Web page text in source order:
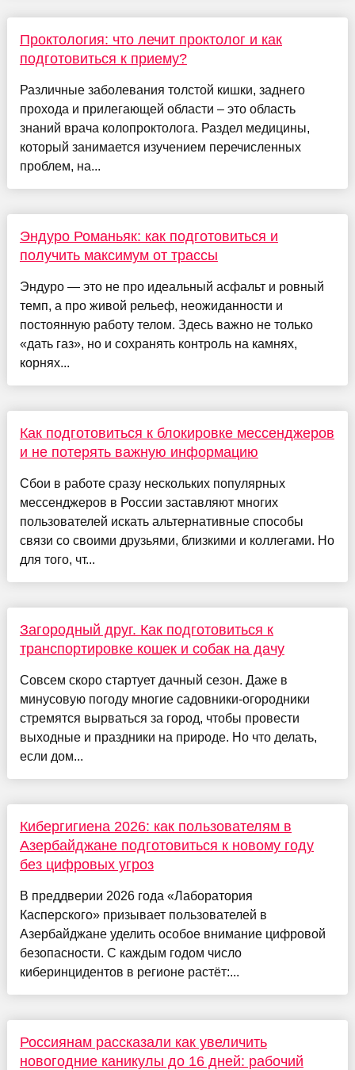
Проктология: что лечит проктолог и как
подготовиться к приему?
Различные заболевания толстой кишки, заднего
прохода и прилегающей области – это область
знаний врача колопроктолога. Раздел медицины,
который занимается изучением перечисленных
проблем, на...
Эндуро Романьяк: как подготовиться и
получить максимум от трассы
Эндуро — это не про идеальный асфальт и ровный
темп, а про живой рельеф, неожиданности и
постоянную работу телом. Здесь важно не только
«дать газ», но и сохранять контроль на камнях,
корнях...
Как подготовиться к блокировке мессенджеров
и не потерять важную информацию
Сбои в работе сразу нескольких популярных
мессенджеров в России заставляют многих
пользователей искать альтернативные способы
связи со своими друзьями, близкими и коллегами. Но
для того, чт...
Загородный друг. Как подготовиться к
транспортировке кошек и собак на дачу
Совсем скоро стартует дачный сезон. Даже в
минусовую погоду многие садовники-огородники
стремятся вырваться за город, чтобы провести
выходные и праздники на природе. Но что делать,
если дом...
Кибергигиена 2026: как пользователям в
Азербайджане подготовиться к новому году
без цифровых угроз
В преддверии 2026 года «Лаборатория
Касперского» призывает пользователей в
Азербайджане уделить особое внимание цифровой
безопасности. С каждым годом число
киберинцидентов в регионе растёт:...
Россиянам рассказали как увеличить
новогодние каникулы до 16 дней: рабочий